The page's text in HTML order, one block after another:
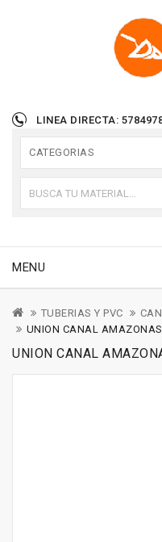
LINEA DIRECTA:
CATEGORIAS
MENU
TUBERIAS Y PVC
UNION CANAL
UNION CANAL